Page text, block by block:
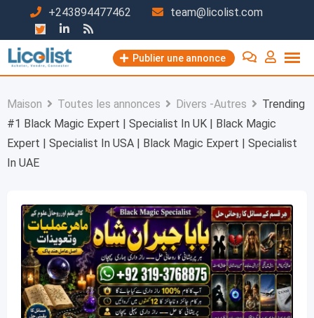
contenu
+243894477462 team@licolist.com
Publier une annonce
Maison Toutes les annonces Divers -Autres
Trending
#1 Black Magic Expert | Specialist In UK | Black Magic
Expert | Specialist In USA | Black Magic Expert | Specialist
In UAE